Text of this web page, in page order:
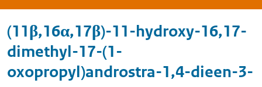
(11β,16α,17β)-11-hydroxy-16,17-
dimethyl-17-(1-
oxopropyl)androstra-1,4-dieen-3-